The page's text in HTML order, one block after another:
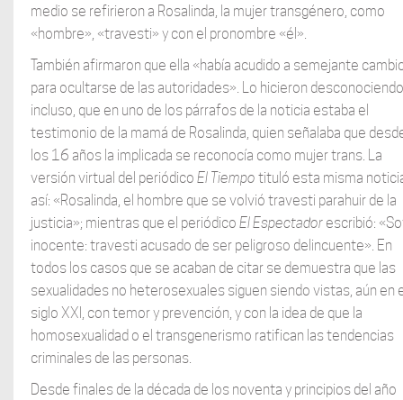
medio se refirieron a Rosalinda, la mujer transgénero, como
«hombre», «travesti» y con el pronombre «él».
También afirmaron que ella «había acudido a semejante
para ocultarse de las autoridades». Lo hicieron
incluso, que en uno de los párrafos de la noticia estaba el
testimonio de la mamá de Rosalinda, quien señalaba que
los 16 años la implicada se reconocía como mujer trans. La
versión virtual del periódico El Tiempo tituló esta misma
así: «Rosalinda, el hombre que se volvió travesti parahuir de la
justicia»; mientras que el periódico El Espectadorescribió:
inocente: travesti acusado de ser peligroso delincuente». En
todos los casos que se acaban de citar se demuestra que las
sexualidades no heterosexuales siguen siendo vistas, aún en
siglo XXI, con temor y prevención, y con la idea de que la
homosexualidad o el transgenerismo ratifican las tendencias
criminales de las personas.
Desde finales de la década de los noventa y principios del año